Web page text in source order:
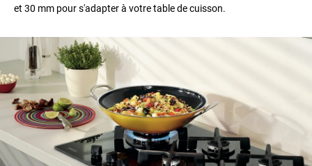
et 30 mm pour s'adapter à votre table de cuisson.